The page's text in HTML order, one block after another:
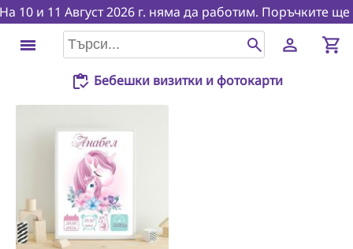
10 и 11 Август 2026 г. няма да работим. Поръчките ще
menu person shopping_cart
Бебешки визитки и фотокарти